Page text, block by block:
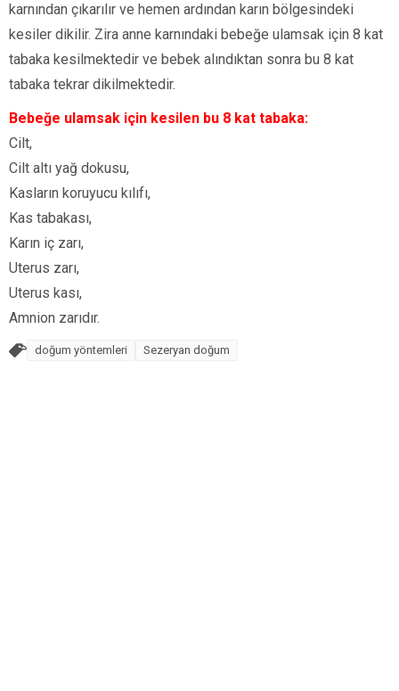
karnından çıkarılır ve hemen ardından karın bölgesindeki
kesiler dikilir. Zira anne karnındaki bebeğe ulamsak için 8 kat
tabaka kesilmektedir ve bebek alındıktan sonra bu 8 kat
tabaka tekrar dikilmektedir.
Bebeğe ulamsak için kesilen bu 8 kat tabaka:
Cilt,
Cilt altı yağ dokusu,
Kasların koruyucu kılıfı,
Kas tabakası,
Karın iç zarı,
Uterus zarı,
Uterus kası,
Amnion zarıdır.
doğum yöntemleri Sezeryan doğum